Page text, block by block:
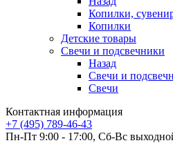
Копилки,
Копилки
Детские товары
Свечи и подсвечники
Назад
Свечи и
Свечи
Контактная информация
+7 (495) 789-46-43
Пн-Пт 9:00 - 17:00, Сб-Вс